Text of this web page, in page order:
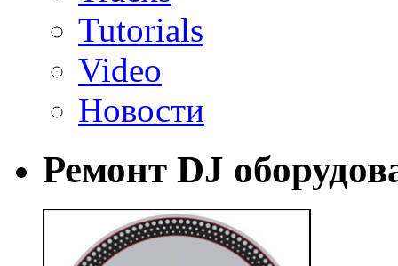
Tutorials
Video
Новости
Ремонт DJ